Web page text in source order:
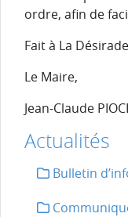
ordre, afin de
Fait à La
Le Maire,
Jean-Claude
Actualités
Bulletin